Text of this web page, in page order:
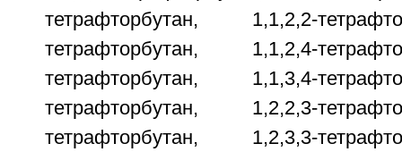
тетрафторбутан, 1,1,2,2-
тетрафторбутан, 1,1,2,4-
тетрафторбутан, 1,1,3,4-
тетрафторбутан, 1,2,2,3-
тетрафторбутан, 1,2,3,3-